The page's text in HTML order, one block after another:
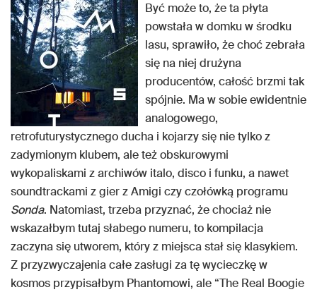
Być może to, że ta płyta
powstała w domku w środku
lasu, sprawiło, że choć zebrała
się na niej drużyna
producentów, całość brzmi tak
spójnie. Ma w sobie ewidentnie
analogowego,
retrofuturystycznego ducha i kojarzy się nie tylko z
zadymionym klubem, ale też obskurowymi
wykopaliskami z archiwów italo, disco i funku, a nawet
soundtrackami z gier z Amigi czy czołówką programu
Sonda. Natomiast, trzeba przyznać, że chociaż nie
wskazałbym tutaj słabego numeru, to kompilacja
zaczyna się utworem, który z miejsca stał się klasykiem.
Z przyzwyczajenia całe zasługi za tę wycieczkę w
kosmos przypisałbym Phantomowi, ale “The Real Boogie